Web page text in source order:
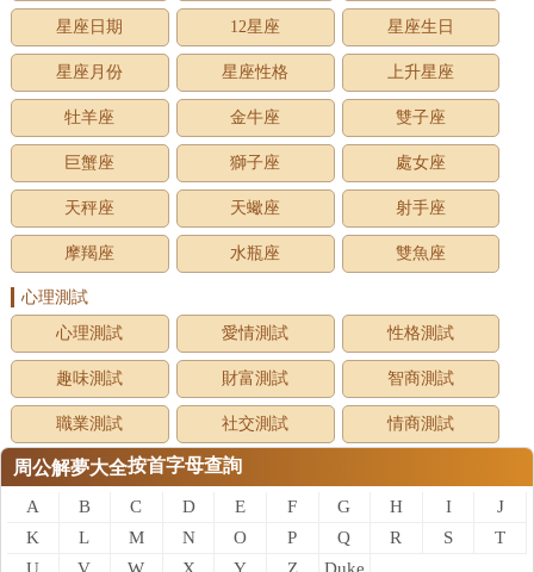
星座日期 12星座 星座生日
星座月份 星座性格 上升星座
牡羊座 金牛座 雙子座
巨蟹座 獅子座 處女座
天秤座 天蠍座 射手座
摩羯座 水瓶座 雙魚座
心理測試
心理測試
愛情測試 性格測試
趣味測試 財富測試 智商測試
職業測試 社交測試 情商測試
周公解夢大全按首字母查詢
A B C D E F G H I
J
K
L M N O P Q R S
T
U
V W X Y Z Duke